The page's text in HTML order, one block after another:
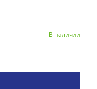
В наличии